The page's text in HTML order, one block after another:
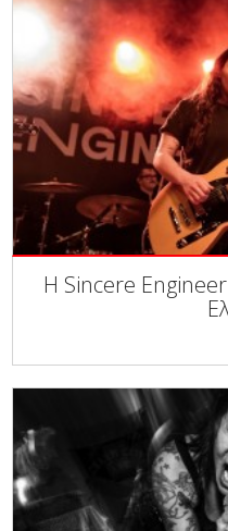
Η Sincere